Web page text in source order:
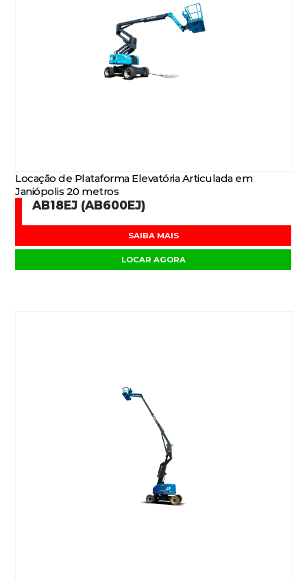
Locação de Plataforma Elevatória Articulada em
Janiópolis 20 metros
AB18EJ (AB600EJ)
SAIBA MAIS
LOCAR AGORA